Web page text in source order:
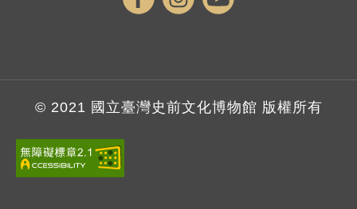
© 2021 國立臺灣史前文化博物館 版權所有